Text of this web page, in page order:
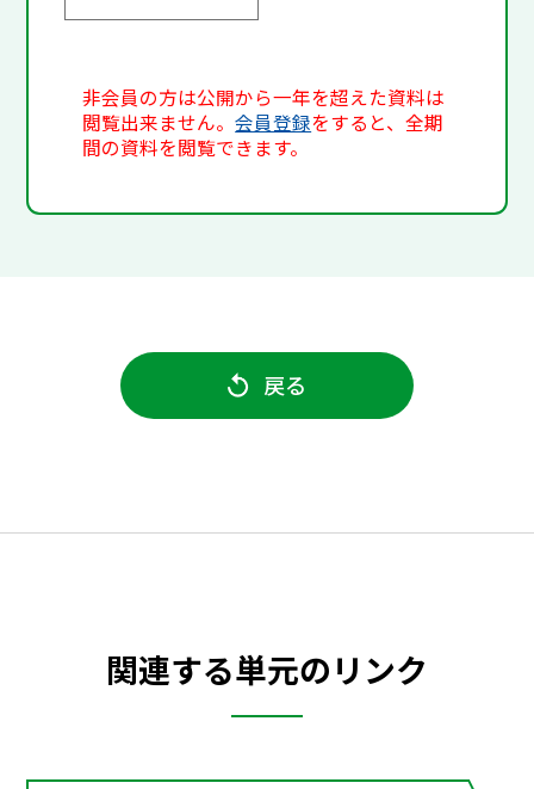
非会員の方は公開から一年を超えた資料は
閲覧出来ません。会員登録をすると、全期
間の資料を閲覧できます。
戻る
関連する単元のリンク